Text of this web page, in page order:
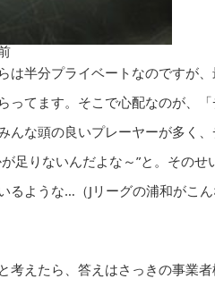
は半分プライベートなのですが
ってます。そこで心配なのが、
んな頭の良いプレーヤーが多く
足りないんだよな～”と。その
るような…（Jリーグの浦和がこ
考えたら、答えはさっきの事業